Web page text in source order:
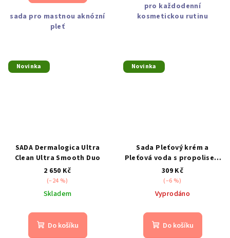
sada pro mastnou aknózní
pleť
pro každodenní
kosmetickou rutinu
Novinka
SADA Dermalogica Ultra
Clean Ultra Smooth Duo
2 650 Kč
(–24 %)
Skladem
Do košíku
Novinka
Sada Pleťový krém a
Pleťová voda s propolisem
na akné 100+50g
309 Kč
(–6 %)
Vyprodáno
Do košíku